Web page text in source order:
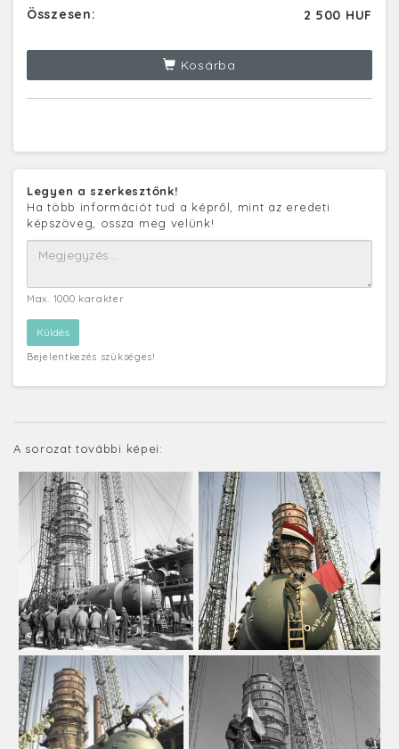
Összesen: 2 500 HUF
Kosárba
Legyen a szerkesztőnk!
Ha több információt tud a képről, mint az eredeti
képszöveg, ossza meg velünk!
Max. 1000 karakter
Bejelentkezés szükséges!
A sorozat további képei: